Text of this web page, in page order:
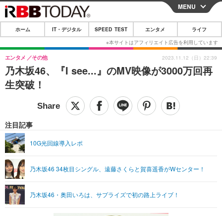
CLOSE
ホーム
IT・デジタル
IT・デジタルTOP スマートフォン
ショッピング その他
SPEED TEST
エンタメTOP 映画・ドラマ
グラビア ブログ
ショッピング その他
ライフTOP
リリース一覧
プッシュ通知の停止方法
MENU
ホーム IT・デジタル SPEED TEST エンタメ ライフ
乃木坂46、『I see...』のMV映像が3000万回再
生突破！
エンタメ その他
注目記事
10G光回線導入レポ
乃木坂46 34枚目シングル、遠藤さくらと賀喜遥香がWセンター！
乃木坂46・奥田いろは、サプライズで初の路上ライブ！
2023.11.12（日）22:39